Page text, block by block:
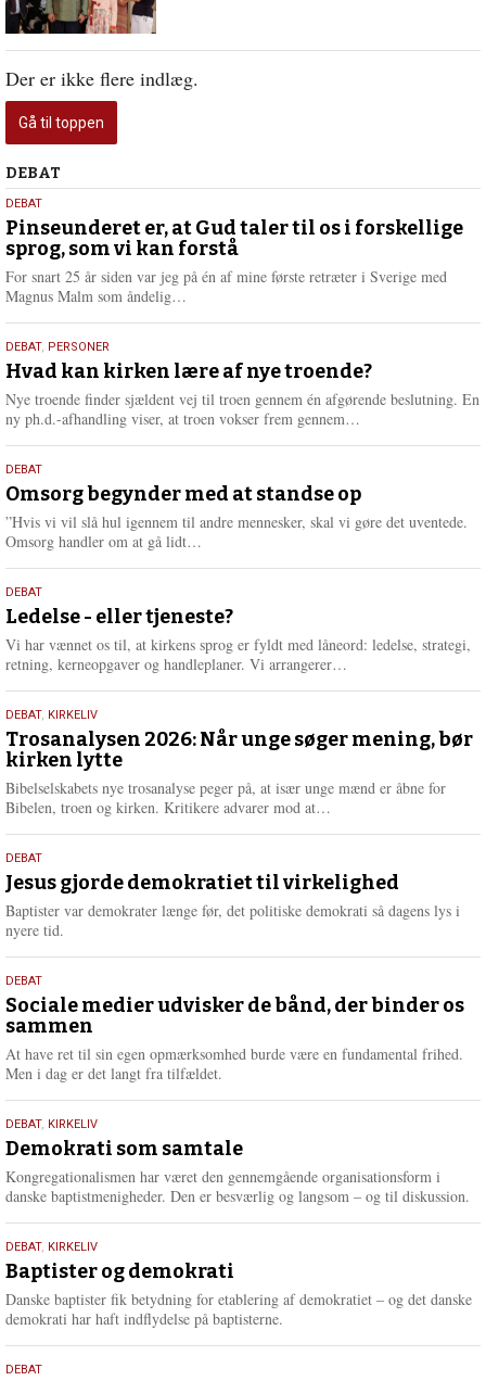
Der er ikke flere indlæg.
Gå til toppen
Debat
DEBAT
5.
august
2026
DEBAT
Pinseunderet er, at Gud taler til os i forskellige
sprog, som vi kan forstå
For snart 25 år siden var jeg på én af mine første retræter i Sverige med
Magnus Malm som åndelig…
e
r
e
25.
juli
2026
DEBAT, PERSONER
Hvad kan kirken lære af nye troende?
Nye troende finder sjældent vej til troen gennem én afgørende beslutning. En
ny ph.d.-afhandling viser, at troen vokser frem gennem…
e
r
e
9.
juli
2026
DEBAT
Omsorg begynder med at standse op
”Hvis vi vil slå hul igennem til andre mennesker, skal vi gøre det uventede.
Omsorg handler om at gå lidt…
e
r
e
10.
juni
2026
DEBAT
Ledelse - eller tjeneste?
Vi har vænnet os til, at kirkens sprog er fyldt med låneord: ledelse, strategi,
retning, kerneopgaver og handleplaner. Vi arrangerer…
e
2.
juni
2026
DEBAT, KIRKELIV
Trosanalysen 2026: Når unge søger mening, bør
kirken lytte
Bibelselskabets nye trosanalyse peger på, at især unge mænd er åbne for
Bibelen, troen og kirken. Kritikere advarer mod at…
e
r
18.
maj
2026
DEBAT
Jesus gjorde demokratiet til virkelighed
Baptister var demokrater længe før, det politiske demokrati så dagens lys i
nyere tid.
18.
maj
2026
DEBAT
Sociale medier udvisker de bånd, der binder os
sammen
At have ret til sin egen opmærksomhed burde være en fundamental frihed.
Men i dag er det langt fra tilfældet.
18.
maj
2026
DEBAT, KIRKELIV
Demokrati som samtale
Kongregationalismen har været den gennemgående organisationsform i
danske baptistmenigheder. Den er besværlig og langsom – og til diskussion.
18.
maj
2026
DEBAT, KIRKELIV
Baptister og demokrati
Danske baptister fik betydning for etablering af demokratiet – og det danske
demokrati har haft indflydelse på baptisterne.
18.
DEBAT